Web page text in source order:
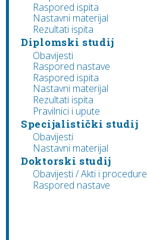
Raspored ispita
Nastavni materijal
Rezultati ispita
Diplomski studij
Obavijesti
Raspored nastave
Raspored ispita
Nastavni materijal
Rezultati ispita
Pravilnici i upute
Specijalistički studij
Obavijesti
Nastavni materijal
Doktorski studij
Obavijesti / Akti i procedure
Raspored nastave